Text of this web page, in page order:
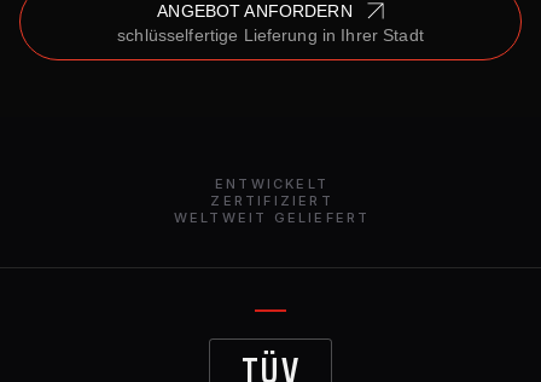
ANGEBOT ANFORDERN
schlüsselfertige Lieferung in Ihrer Stadt
ENTWICKELT
ZERTIFIZIERT
WELTWEIT GELIEFERT
TÜV